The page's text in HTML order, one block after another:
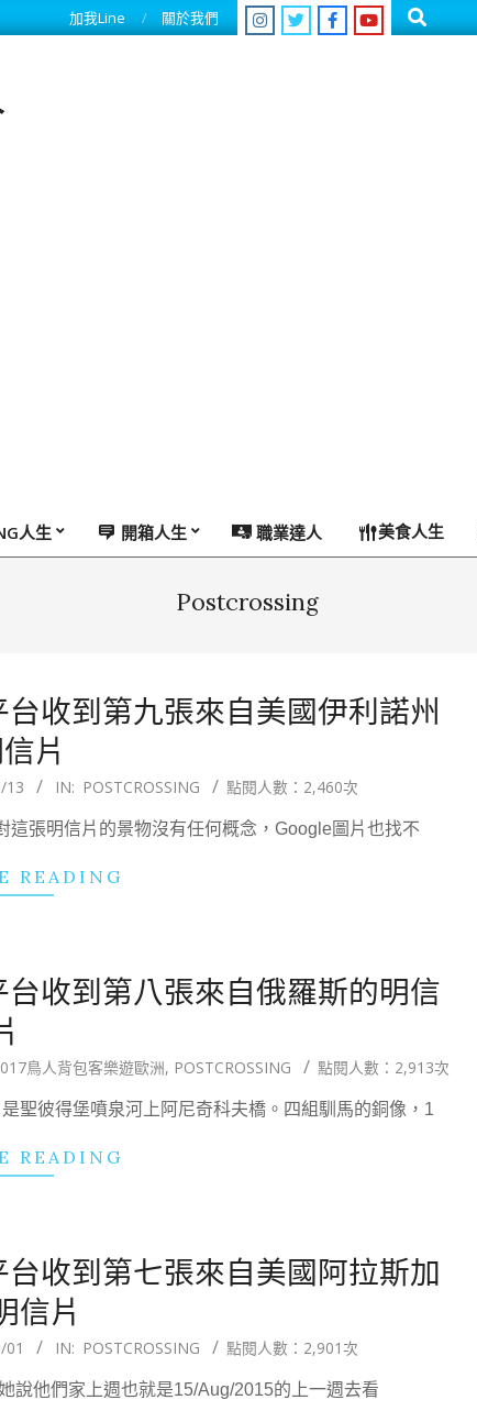
加我Line 關於我們 Search
人生 開箱人生 職業達人 美食人生
Postcrossing
收到第九張來自美國伊利諾州
片
13 IN: POSTCROSSING 點閱人數：2,460次
張明信片的景物沒有任何概念，Google圖片也找不
READING
收到第八張來自俄羅斯的明信
鳥人背包客樂遊歐洲, POSTCROSSING 點閱人數：2,913次
聖彼得堡噴泉河上阿尼奇科夫橋。四組馴馬的銅像，1
READING
收到第七張來自美國阿拉斯加
信片
01 IN: POSTCROSSING 點閱人數：2,901次
說他們家上週也就是15/Aug/2015的上一週去看